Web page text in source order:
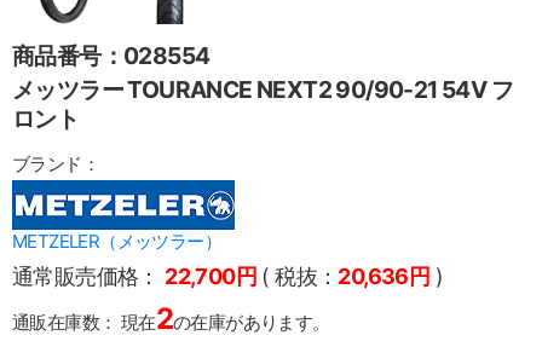
商品番号：028554
メッツラー TOURANCE NEXT2 90/90-21 54V フ
ロント
ブランド：
METZELER（メッツラー）
通常販売価格： 22,700円 ( 税抜： 20,636円 )
通販在庫数： 現在2の在庫があります。